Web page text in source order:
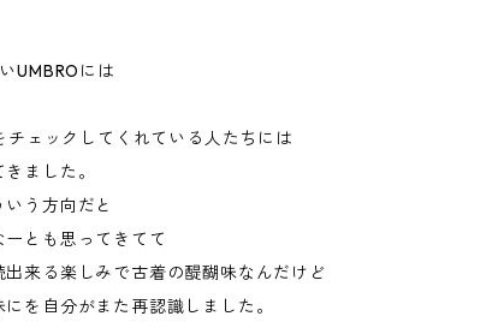
UMBROには
ェックしてくれている人たちには
ました。
う方向だと
とも思ってきてて
出来る楽しみで古着の醍醐味なんだけど
を自分がまた再認識しました。